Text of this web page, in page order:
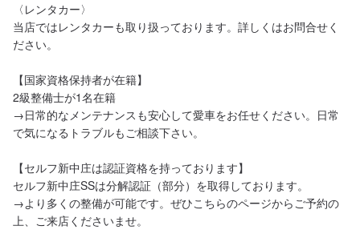
〈レンタカー〉
当店ではレンタカーも取り扱っております。詳しくはお問合せく
ださい。
【国家資格保持者が在籍】
2級整備士が1名在籍
→日常的なメンテナンスも安心して愛車をお任せください。日常
で気になるトラブルもご相談下さい。
【セルフ新中庄は認証資格を持っております】
セルフ新中庄SSは分解認証（部分）を取得しております。
→より多くの整備が可能です。ぜひこちらのページからご予約の
上、ご来店くださいませ。